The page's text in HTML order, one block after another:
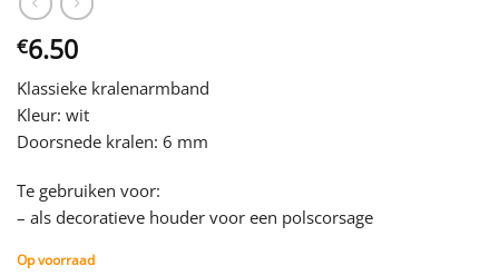
€6.50
Klassieke kralenarmband
Kleur: wit
Doorsnede kralen: 6 mm
Te gebruiken voor:
– als decoratieve houder voor een polscorsage
Op voorraad